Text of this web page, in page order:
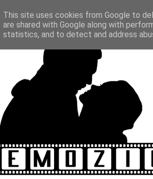
This site uses cookies from Google to
are shared with Google along with
statistics, and to detect and address